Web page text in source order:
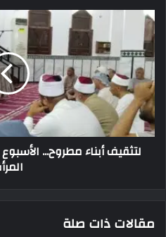
لتثقيف أبناء مطروح...
مقالات ذات صلة